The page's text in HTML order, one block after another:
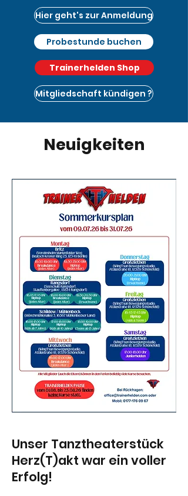
Hier geht's zur Anmeldung
Probestunde buchen
Trainerhelden Shop
Mitgliedschaft kündigen ?
Neuigkeiten
Unser Tanztheaterstück
Herz(T)akt war ein voller
Erfolg!